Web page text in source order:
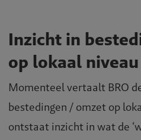
Inzicht in
op lokaal niveau
Momenteel vertaalt BRO
bestedingen / omzet op
ontstaat inzicht in wat de